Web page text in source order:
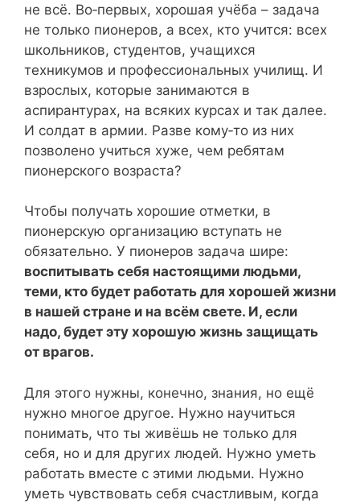
не всё. Во‑первых, хорошая учёба – задача
не только пионеров, а всех, кто учится: всех
школьников, студентов, учащихся
техникумов и профессиональных училищ. И
взрослых, которые занимаются в
аспирантурах, на всяких курсах и так далее.
И солдат в армии. Разве кому‑то из них
позволено учиться хуже, чем ребятам
пионерского возраста?
Чтобы получать хорошие отметки, в
пионерскую организацию вступать не
обязательно. У пионеров задача шире:
воспитывать себя настоящими людьми,
теми, кто будет работать для хорошей жизни
в нашей стране и на всём свете. И, если
надо, будет эту хорошую жизнь защищать
от врагов.
Для этого нужны, конечно, знания, но ещё
нужно многое другое. Нужно научиться
понимать, что ты живёшь не только для
себя, но и для других людей. Нужно уметь
работать вместе с этими людьми. Нужно
уметь чувствовать себя счастливым, когда